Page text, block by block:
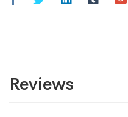
Reviews